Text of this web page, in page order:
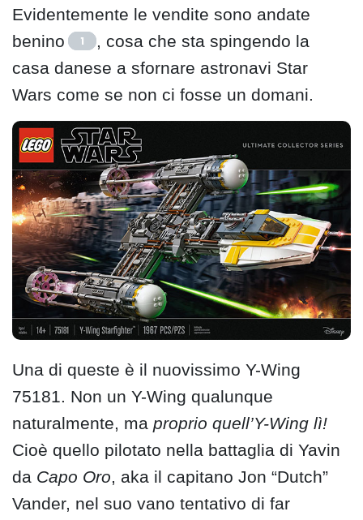
Evidentemente le vendite sono andate
benino
1
, cosa che sta spingendo la
casa danese a sfornare astronavi Star
Wars come se non ci fosse un domani.
Una di queste è il nuovissimo Y-Wing
75181. Non un Y-Wing qualunque
naturalmente, ma proprio quell’Y-Wing lì!
Cioè quello pilotato nella battaglia di Yavin
da Capo Oro, aka il capitano Jon “Dutch”
Vander, nel suo vano tentativo di far